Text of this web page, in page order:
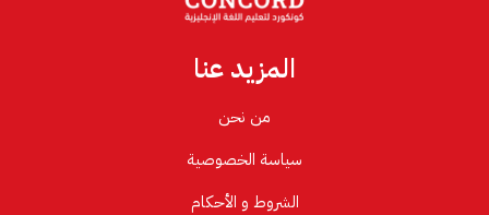
المزيد عنا
من نحن
سياسة الخصوصية
الشروط و الأحكام